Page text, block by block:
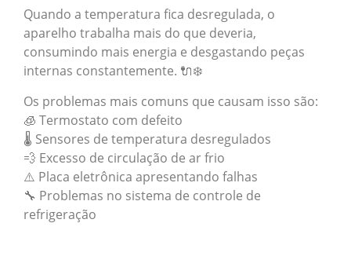
Quando a temperatura fica desregulada, o
aparelho trabalha mais do que deveria,
consumindo mais energia e desgastando peças
internas constantemente. 🔌❄️
Os problemas mais comuns que causam isso são:
🧊 Termostato com defeito
🌡️ Sensores de temperatura desregulados
💨 Excesso de circulação de ar frio
⚠️ Placa eletrônica apresentando falhas
🔧 Problemas no sistema de controle de
refrigeração